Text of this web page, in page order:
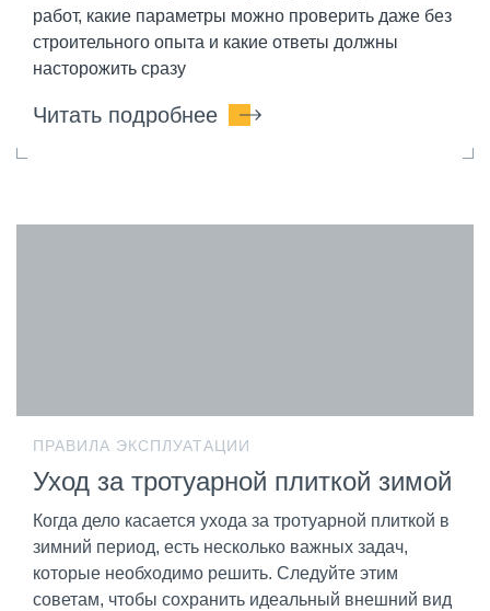
работ, какие параметры можно проверить даже без
строительного опыта и какие ответы должны
насторожить сразу
Читать подробнее
ПРАВИЛА ЭКСПЛУАТАЦИИ
Уход за тротуарной плиткой зимой
Когда дело касается ухода за тротуарной плиткой в
зимний период, есть несколько важных задач,
которые необходимо решить. Следуйте этим
советам, чтобы сохранить идеальный внешний вид